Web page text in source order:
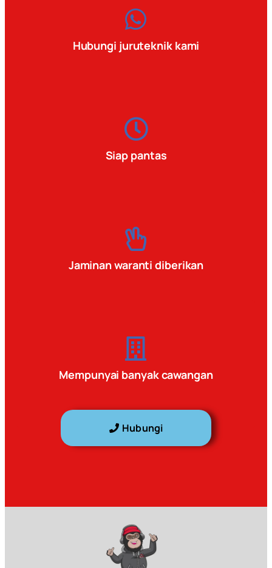
Hubungi juruteknik kami
Siap pantas
Jaminan waranti diberikan
Mempunyai banyak cawangan
Hubungi